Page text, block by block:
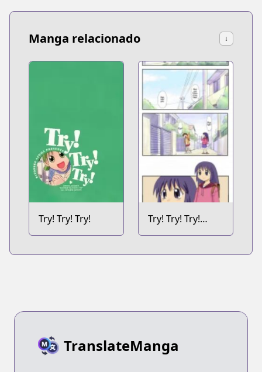
Manga relacionado ↓
Try! Try! Try!
Try! Try! Try!
Webcomics
TranslateManga